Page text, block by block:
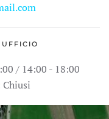
/ 14:00 - 18:00
Chiusi